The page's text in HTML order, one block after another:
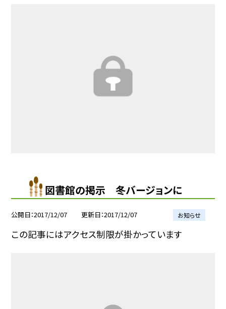
図書館の掲示 冬バージョンに
公開日 2017/12/07 更新日 2017/12/07 お知らせ
この記事にはアクセス制限が掛かっています